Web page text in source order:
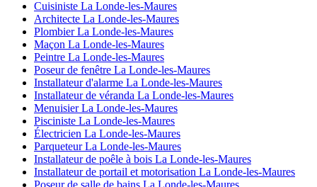
Cuisiniste La Londe-les-Maures
Architecte La Londe-les-Maures
Plombier La Londe-les-Maures
Maçon La Londe-les-Maures
Peintre La Londe-les-Maures
Poseur de fenêtre La Londe-les-Maures
Installateur d'alarme La Londe-les-Maures
Installateur de véranda La Londe-les-Maures
Menuisier La Londe-les-Maures
Pisciniste La Londe-les-Maures
Électricien La Londe-les-Maures
Parqueteur La Londe-les-Maures
Installateur de poêle à bois La Londe-les-Maures
Installateur de portail et motorisation La Londe-les-Maures